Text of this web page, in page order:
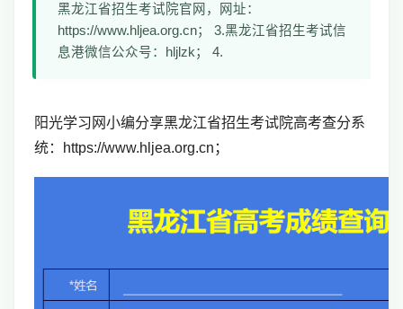
黑龙江省招生考试院官网，网址：
https://www.hljea.org.cn； 3.黑龙江省招生考试信
息港微信公众号：hljlzk； 4.
阳光学习网小编分享黑龙江省招生考试院高考查分系
统：https://www.hljea.org.cn；